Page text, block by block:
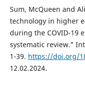
Sum, McQueen and
technology in higher
during the COVID-19
systematic review.”
1-39. https://doi.org/
12.02.2024.